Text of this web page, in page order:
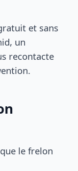
et sans
un
recontacte
le frelon